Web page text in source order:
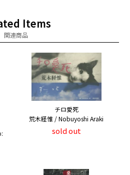
Items
関連商品
チロ愛死
荒木経惟 / Nobuyoshi Araki
sold out